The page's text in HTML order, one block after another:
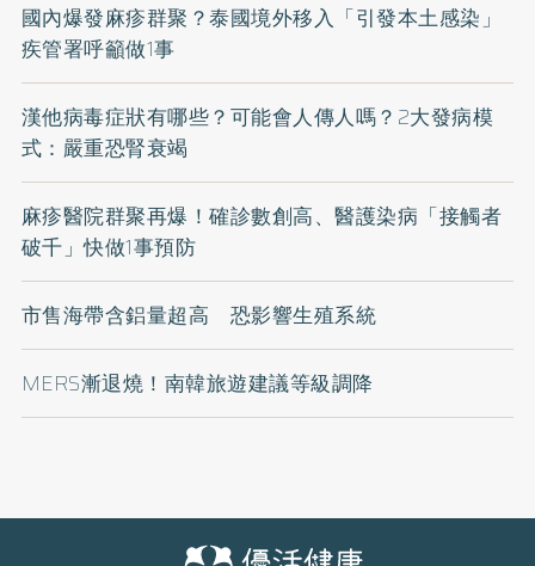
國內爆發麻疹群聚？泰國境外移入「引發本土感染」
疾管署呼籲做1事
漢他病毒症狀有哪些？可能會人傳人嗎？2大發病模
式：嚴重恐腎衰竭
麻疹醫院群聚再爆！確診數創高、醫護染病「接觸者
破千」快做1事預防
市售海帶含鋁量超高 恐影響生殖系統
MERS漸退燒！南韓旅遊建議等級調降